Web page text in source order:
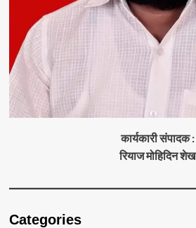
कार्यकारी संपादक :
रियाज मोहिदिन शेख
Categories